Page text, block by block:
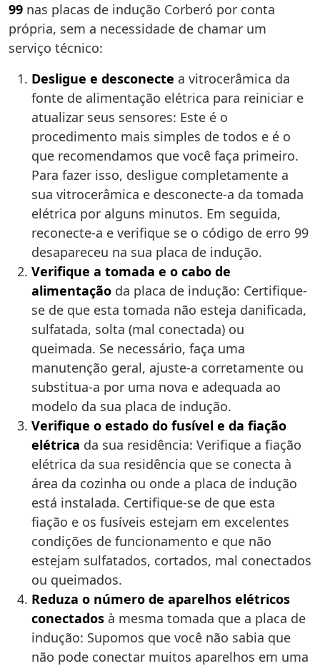
99 nas placas de indução Corberó por conta
própria, sem a necessidade de chamar um
serviço técnico:
Desligue e desconecte a vitrocerâmica da
fonte de alimentação elétrica para reiniciar e
atualizar seus sensores: Este é o
procedimento mais simples de todos e é o
que recomendamos que você faça primeiro.
Para fazer isso, desligue completamente a
sua vitrocerâmica e desconecte-a da tomada
elétrica por alguns minutos. Em seguida,
reconecte-a e verifique se o código de erro 99
desapareceu na sua placa de indução.
Verifique a tomada e o cabo de
alimentação da placa de indução: Certifique-
se de que esta tomada não esteja danificada,
sulfatada, solta (mal conectada) ou
queimada. Se necessário, faça uma
manutenção geral, ajuste-a corretamente ou
substitua-a por uma nova e adequada ao
modelo da sua placa de indução.
Verifique o estado do fusível e da fiação
elétrica da sua residência: Verifique a fiação
elétrica da sua residência que se conecta à
área da cozinha ou onde a placa de indução
está instalada. Certifique-se de que esta
fiação e os fusíveis estejam em excelentes
condições de funcionamento e que não
estejam sulfatados, cortados, mal conectados
ou queimados.
Reduza o número de aparelhos elétricos
conectados à mesma tomada que a placa de
indução: Supomos que você não sabia que
não pode conectar muitos aparelhos em uma